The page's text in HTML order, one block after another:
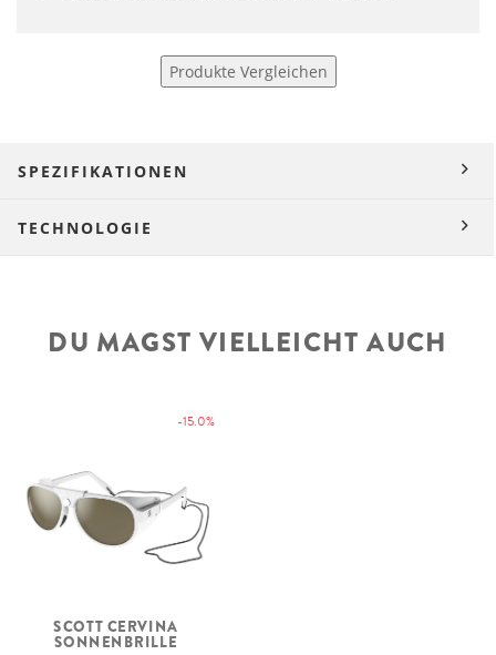
Produkte Vergleichen
SPEZIFIKATIONEN
TECHNOLOGIE
DU MAGST VIELLEICHT AUCH
-15.0%
SCOTT CERVINA
SONNENBRILLE